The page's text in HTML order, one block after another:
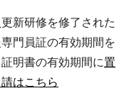
新研修を修了された
門員証の有効期間を
明書の有効期間に置
はこちら